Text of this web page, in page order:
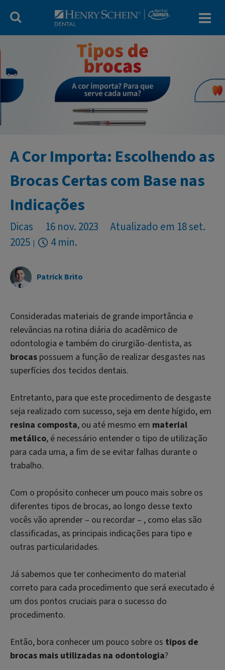
A Cor Importa: Escolhendo as
Brocas Certas com Base nas
Indicações
Dicas 16 nov. 2023
Atualizado em 18 set.
2025
4 min.
Patrick Brito
Consideradas materiais de grande importância e
relevâncias na rotina diária do acadêmico de
odontologia e também do cirurgião-dentista, as
brocas possuem a função de realizar desgastes nas
superfícies dos tecidos dentais.
Entretanto, para que este procedimento de desgaste
seja realizado com sucesso, seja em dente hígido, em
resina composta, ou até mesmo em material
metálico, é necessário entender o tipo de utilização
para cada uma, a fim de se evitar falhas durante o
trabalho.
Com o propósito conhecer um pouco mais sobre os
diferentes tipos de brocas, ao longo desse texto
vocês vão aprender – ou recordar – , como elas são
classificadas, as principais indicações para tipo e
outras particularidades.
Já sabemos que ter conhecimento do material
correto para cada procedimento que será executado é
um dos pontos cruciais para o sucesso do
procedimento.
Então, bora conhecer um pouco sobre os tipos de
brocas mais utilizadas na odontologia?